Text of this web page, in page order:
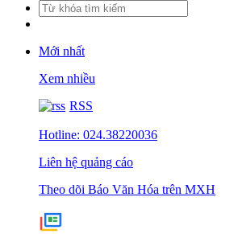
Mới nhất
Xem nhiều
RSS
Hotline: 024.38220036
Liên hệ quảng cáo
Theo dõi Báo Văn Hóa trên MXH